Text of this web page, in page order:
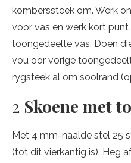
komberssteek om. Werk
voor vas en werk kort
toongedeelte vas. Doen
vou oor vorige
rygsteek al om soolrand
2 Skoene met
Met 4 mm-naalde stel 25
(tot dit vierkantig is). Heg